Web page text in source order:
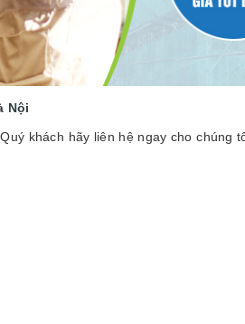
Nội
khách hãy liên hệ ngay cho chúng